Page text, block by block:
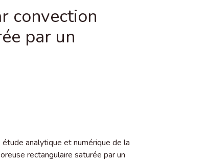
convection
par un
analytique et numérique de la
rectangulaire saturée par un